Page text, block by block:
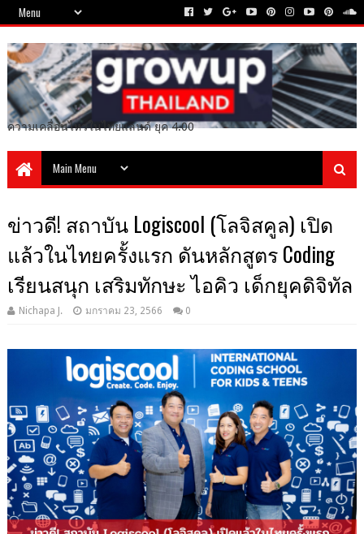
ความเคลื่อนไหวในไทยแลนด์ ยุค 4.00
ข่าวดี! สถาบัน Logiscool (โลจิสคูล) เปิด
แล้วในไทยครั้งแรก ดันหลักสูตร Coding
เรียนสนุก เสริมทักษะ ไอคิว เด็กยุคดิจิทัล
Nichapa J. มกราคม 23, 2566 0